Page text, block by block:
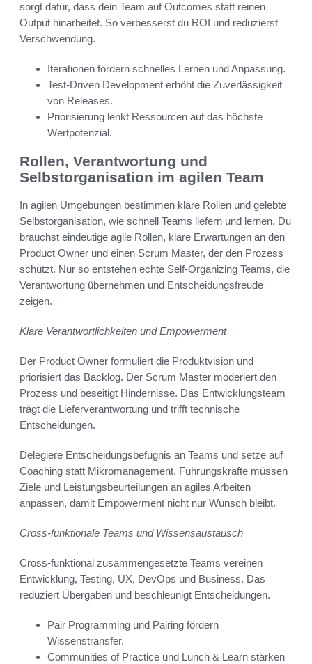
sorgt dafür, dass dein Team auf Outcomes statt reinen
Output hinarbeitet. So verbesserst du ROI und reduzierst
Verschwendung.
Iterationen fördern schnelles Lernen und Anpassung.
Test-Driven Development erhöht die Zuverlässigkeit
von Releases.
Priorisierung lenkt Ressourcen auf das höchste
Wertpotenzial.
Rollen, Verantwortung und
Selbstorganisation im agilen Team
In agilen Umgebungen bestimmen klare Rollen und gelebte
Selbstorganisation, wie schnell Teams liefern und lernen. Du
brauchst eindeutige agile Rollen, klare Erwartungen an den
Product Owner und einen Scrum Master, der den Prozess
schützt. Nur so entstehen echte Self-Organizing Teams, die
Verantwortung übernehmen und Entscheidungsfreude
zeigen.
Klare Verantwortlichkeiten und Empowerment
Der Product Owner formuliert die Produktvision und
priorisiert das Backlog. Der Scrum Master moderiert den
Prozess und beseitigt Hindernisse. Das Entwicklungsteam
trägt die Lieferverantwortung und trifft technische
Entscheidungen.
Delegiere Entscheidungsbefugnis an Teams und setze auf
Coaching statt Mikromanagement. Führungskräfte müssen
Ziele und Leistungsbeurteilungen an agiles Arbeiten
anpassen, damit Empowerment nicht nur Wunsch bleibt.
Cross-funktionale Teams und Wissensaustausch
Cross-funktional zusammengesetzte Teams vereinen
Entwicklung, Testing, UX, DevOps und Business. Das
reduziert Übergaben und beschleunigt Entscheidungen.
Pair Programming und Pairing fördern
Wissenstransfer.
Communities of Practice und Lunch & Learn stärken